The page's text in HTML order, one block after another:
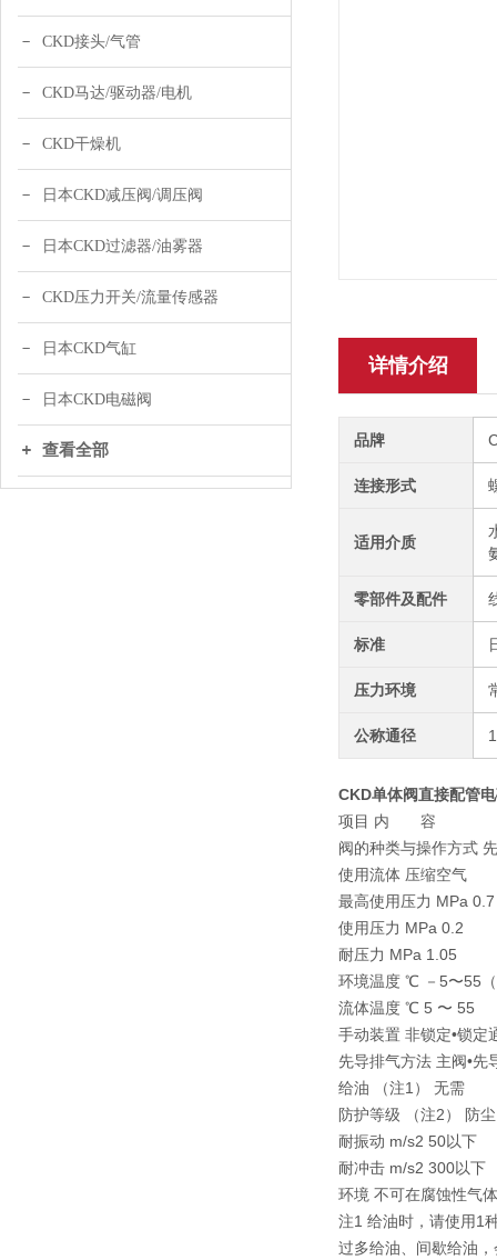
CKD接头/气管
CKD马达/驱动器/电机
CKD干燥机
日本CKD减压阀/调压阀
日本CKD过滤器/油雾器
CKD压力开关/流量传感器
日本CKD气缸
日本CKD电磁阀
查看全部
详情介绍
品牌
连接形式
适用介质
零部件及配件
标准
压力环境
公称通径
CKD单体阀直接配管
项目 内 容
阀的种类与操作方式
使用流体 压缩空气
最高使用压力 MPa 0.7
使用压力 MPa 0.2
耐压力 MPa 1.05
环境温度 ℃ －5〜55
流体温度 ℃ 5 〜 55
手动装置 非锁定•锁定
先导排气方法 主阀•先
给油 （注1） 无需
防护等级 （注2） 防尘
耐振动 m/s2 50以下
耐冲击 m/s2 300以下
环境 不可在腐蚀性气
注1 给油时，请使用1
过多给油、间歇给油